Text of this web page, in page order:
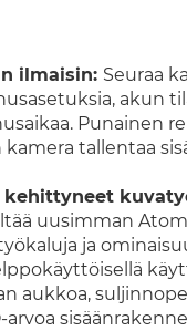
ilmaisin: Seuraa
akun
Punainen
tallentaa
kehittyneet
uusimman
ja
aukkoa,
arvoa